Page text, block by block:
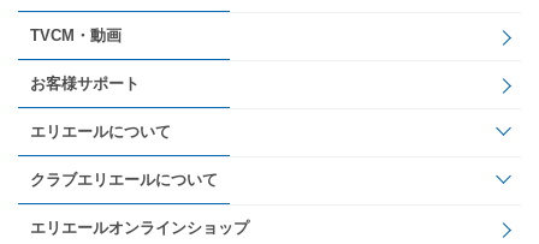
TVCM・動画
お客様サポート
エリエールについて
クラブエリエールについて
エリエールオンラインショップ